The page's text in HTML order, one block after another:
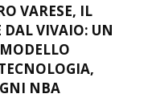
VARESE, IL
DAL VIVAIO: UN
NBA